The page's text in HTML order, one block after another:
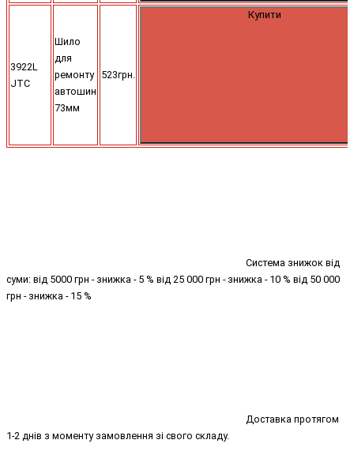
3922L
JTC
Шило
для
ремонту
автошин
73мм
523грн.
Купити
Система знижок від
суми: від 5000 грн - знижка - 5 % від 25 000 грн - знижка - 10 % від 50 000
грн - знижка - 15 %
Доставка протягом
1-2 днів з моменту замовлення зі свого складу.